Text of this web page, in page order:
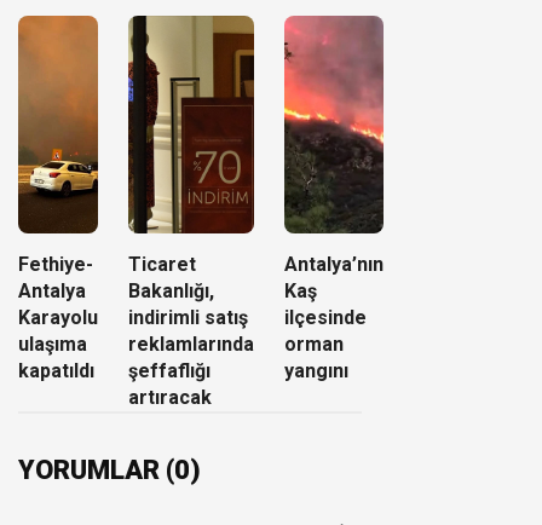
Fethiye-
Antalya
Karayolu
ulaşıma
kapatıldı
Ticaret
Bakanlığı,
indirimli satış
reklamlarında
şeffaflığı
artıracak
Antalya’nın
Kaş
ilçesinde
orman
yangını
YORUMLAR (0)